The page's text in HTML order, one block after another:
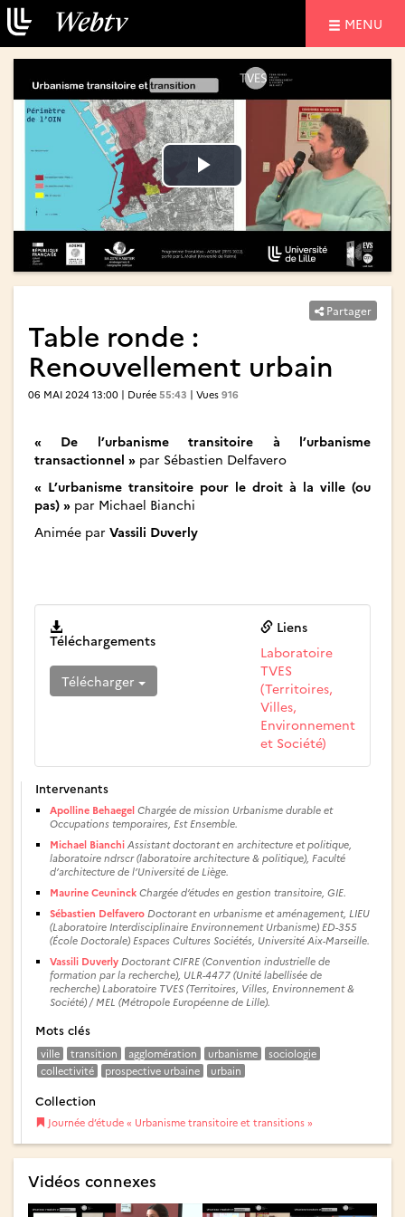
MENU
Lire
la
vidéo
Lire
la
vidéo
Partager
Table ronde :
Renouvellement urbain
06 MAI 2024 13:00 | Durée 55:43 | Vues 916
« De l’urbanisme transitoire à l’urbanisme
transactionnel » par Sébastien Delfavero
« L’urbanisme transitoire pour le droit à la ville (ou
pas) » par Michael Bianchi
Animée par Vassili Duverly
Téléchargements
Télécharger
Liens
Laboratoire
TVES
(Territoires,
Villes,
Environnement
et Société)
Intervenants
Apolline Behaegel Chargée de mission Urbanisme durable et
Occupations temporaires, Est Ensemble.
Michael Bianchi Assistant doctorant en architecture et politique,
laboratoire ndrscr (laboratoire architecture & politique), Faculté
d’architecture de l’Université de Liège.
Maurine Ceuninck Chargée d’études en gestion transitoire, GIE.
Sébastien Delfavero Doctorant en urbanisme et aménagement, LIEU
(Laboratoire Interdisciplinaire Environnement Urbanisme) ED-355
(École Doctorale) Espaces Cultures Sociétés, Université Aix-Marseille.
Vassili Duverly Doctorant CIFRE (Convention industrielle de
formation par la recherche), ULR-4477 (Unité labellisée de
recherche) Laboratoire TVES (Territoires, Villes, Environnement &
Société) / MEL (Métropole Européenne de Lille).
Mots clés
ville transition agglomération urbanisme
sociologie
collectivité
prospective urbaine urbain
Collection
Journée d’étude « Urbanisme transitoire et transitions »
Vidéos connexes